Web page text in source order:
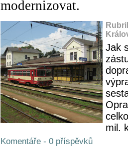
modernizovat.
Jak
mil.
Komentáře - 0 příspěvků